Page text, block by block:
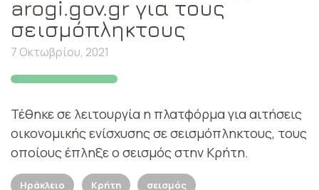
arogi.gov.gr για τους
σεισμόπληκτους
7 Οκτωβρίου, 2021
Τέθηκε σε λειτουργία η πλατφόρμα για αιτήσεις
οικονομικής ενίσχυσης σε σεισμόπληκτους, τους
οποίους έπληξε ο σεισμός στην Κρήτη.
Ηράκλειο Κρήτη σεισμός